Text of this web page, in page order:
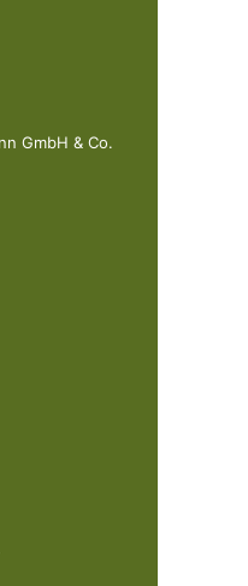
GmbH & Co.